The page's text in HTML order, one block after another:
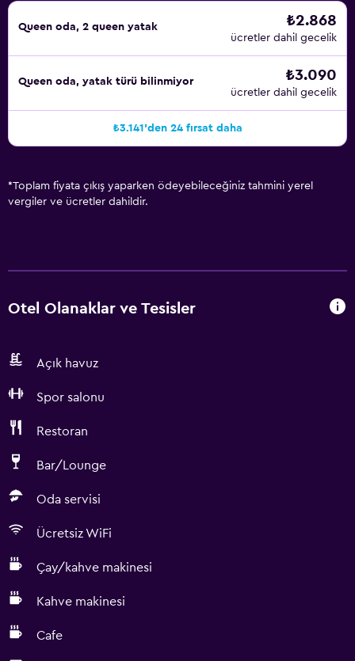
Queen oda, 2 queen yatak ₺2.868
ücretler dahil gecelik
Queen oda, yatak türü bilinmiyor ₺3.090
ücretler dahil gecelik
₺3.141'den 24 fırsat daha
*Toplam fiyata çıkış yaparken ödeyebileceğiniz tahmini yerel
vergiler ve ücretler dahildir.
Otel Olanaklar ve Tesisler
Açık havuz
Spor salonu
Restoran
Bar/Lounge
Oda servisi
Ücretsiz WiFi
Çay/kahve makinesi
Kahve makinesi
Cafe